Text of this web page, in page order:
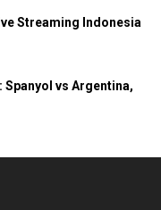
Streaming Indonesia
Spanyol vs Argentina,